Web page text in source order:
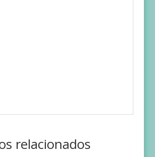
relacionados